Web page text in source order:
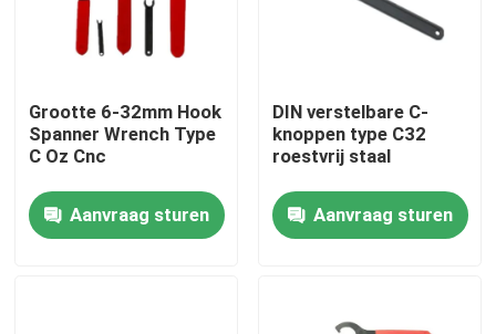
Huis
Grootte 6-32mm Hook
Spanner Wrench Type
C Oz Cnc
Aanvraag sturen
DIN verstelbare C-
knoppen type C32
roestvrij staal
Aanvraag sturen